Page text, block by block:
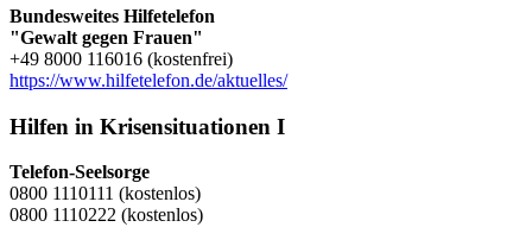
Bundesweites Hilfetelefon
"Gewalt gegen Frauen"
+49 8000 116016 (kostenfrei)
https://www.hilfetelefon.de/aktuelles/
Hilfen in Krisensituationen I
Telefon-Seelsorge
0800 1110111 (kostenlos)
0800 1110222 (kostenlos)